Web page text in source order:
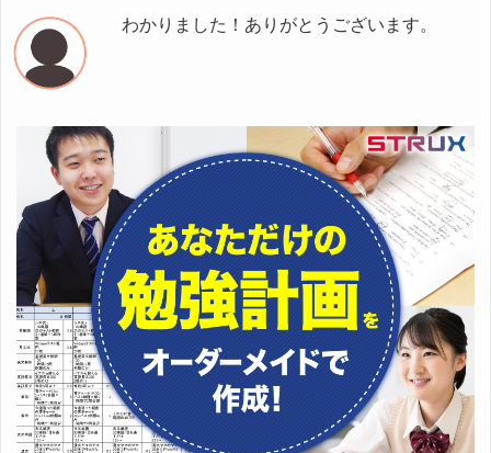
わかりました！ありがとうございます。